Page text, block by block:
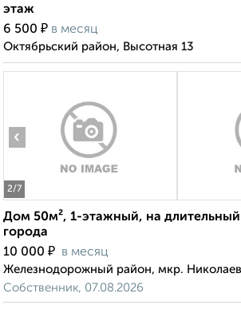
этаж
6 500 ₽ в месяц
Октябрьский район, Высотная 13
2/7
‹
Дом 50м², 1-этажный, на длительный
города
10 000 ₽ в месяц
Железнодорожный район, мкр.
Собственник, 07.08.2026